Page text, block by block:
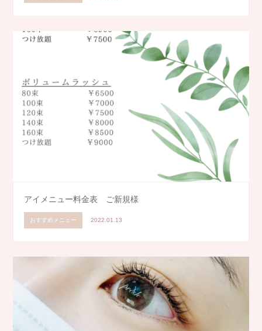
アイメニュー料金表 ご新規様
おすすめメニュー 2022.01.13